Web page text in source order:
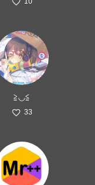
≧◡≦
33